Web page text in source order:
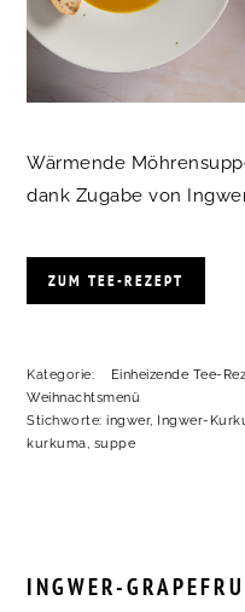
Wärmende
dank Zugabe von
ZUM TEE-REZEPT
Kategorie: Einheizende Tee-
Weihnachtsmenü
Stichworte:ingwer, Ingwer-
kurkuma suppe
INGWER-